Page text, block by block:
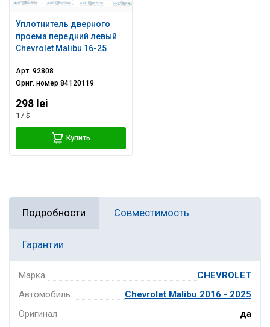
Уплотнитель дверного
проема передний левый
Chevrolet Malibu 16-25
Арт.92808
Ориг. номер84120119
298 lei
17 $
Купить
Подробности Совместимость
Гарантии
Марка
CHEVROLET
Автомобиль
Chevrolet Malibu 2016 - 2025
Оригинал
да